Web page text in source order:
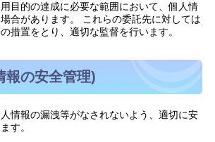
目的の達成に必要な範囲において、個人情
合があります。 これらの委託先に対しては
措置をとり、適切な監督を行います。
報の安全管理)
情報の漏洩等がなされないよう、適切に安
す。